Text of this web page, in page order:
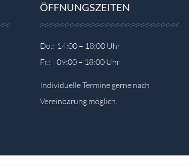
ÖFFNUNGSZEITEN
Do.: 14:00 – 18:00 Uhr
Fr.: 09:00 – 18:00 Uhr
Individuelle Termine gerne nach
Vereinbarung möglich.